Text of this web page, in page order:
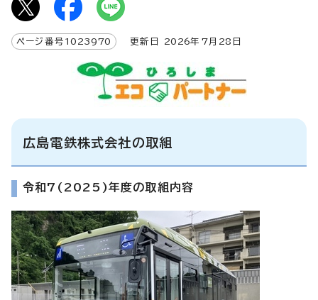
ページ番号 1023970 更新日 2026年7月 28 日
広島電鉄株式会社の取組
令和7(2025)年度の取組内容